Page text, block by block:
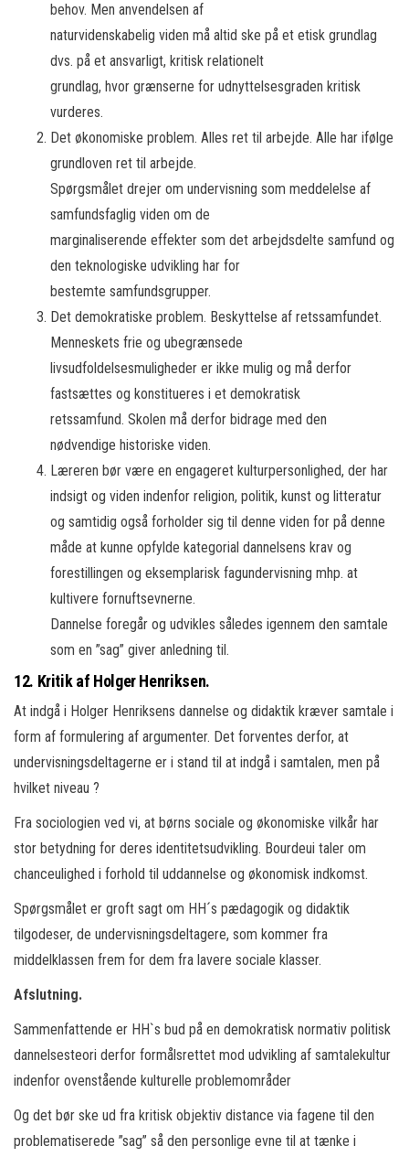
behov. Men anvendelsen af
naturvidenskabelig viden må altid ske på et etisk grundlag
dvs. på et ansvarligt, kritisk relationelt
grundlag, hvor grænserne for udnyttelsesgraden kritisk
vurderes.
Det økonomiske problem. Alles ret til arbejde. Alle har ifølge
grundloven ret til arbejde.
Spørgsmålet drejer om undervisning som meddelelse af
samfundsfaglig viden om de
marginaliserende effekter som det arbejdsdelte samfund og
den teknologiske udvikling har for
bestemte samfundsgrupper.
Det demokratiske problem. Beskyttelse af retssamfundet.
Menneskets frie og ubegrænsede
livsudfoldelsesmuligheder er ikke mulig og må derfor
fastsættes og konstitueres i et demokratisk
retssamfund. Skolen må derfor bidrage med den
nødvendige historiske viden.
Læreren bør være en engageret kulturpersonlighed, der har
indsigt og viden indenfor religion, politik, kunst og litteratur
og samtidig også forholder sig til denne viden for på denne
måde at kunne opfylde kategorial dannelsens krav og
forestillingen og eksemplarisk fagundervisning mhp. at
kultivere fornuftsevnerne.
Dannelse foregår og udvikles således igennem den samtale
som en ”sag” giver anledning til.
12. Kritik af Holger Henriksen.
At indgå i Holger Henriksens dannelse og didaktik kræver samtale i
form af formulering af argumenter. Det forventes derfor, at
undervisningsdeltagerne er i stand til at indgå i samtalen, men på
hvilket niveau ?
Fra sociologien ved vi, at børns sociale og økonomiske vilkår har
stor betydning for deres identitetsudvikling. Bourdeui taler om
chanceulighed i forhold til uddannelse og økonomisk indkomst.
Spørgsmålet er groft sagt om HH´s pædagogik og didaktik
tilgodeser, de undervisningsdeltagere, som kommer fra
middelklassen frem for dem fra lavere sociale klasser.
Afslutning.
Sammenfattende er HH`s bud på en demokratisk normativ politisk
dannelsesteori derfor formålsrettet mod udvikling af samtalekultur
indenfor ovenstående kulturelle problemområder
Og det bør ske ud fra kritisk objektiv distance via fagene til den
problematiserede ”sag” så den personlige evne til at tænke i